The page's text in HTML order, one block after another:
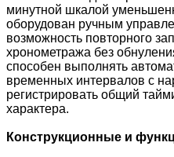
минутной шкалой
оборудован ручным
возможность повторного
хронометража без
способен выполнять
временных интервалов с
регистрировать общий
характера.
Конструкционные и